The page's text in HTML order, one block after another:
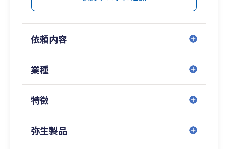
依頼内容
業種
特徴
弥生製品